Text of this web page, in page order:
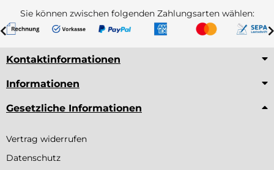
Sie können zwischen folgenden Zahlungsarten wählen:
Kontaktinformationen
Informationen
Gesetzliche Informationen
Vertrag widerrufen
Datenschutz